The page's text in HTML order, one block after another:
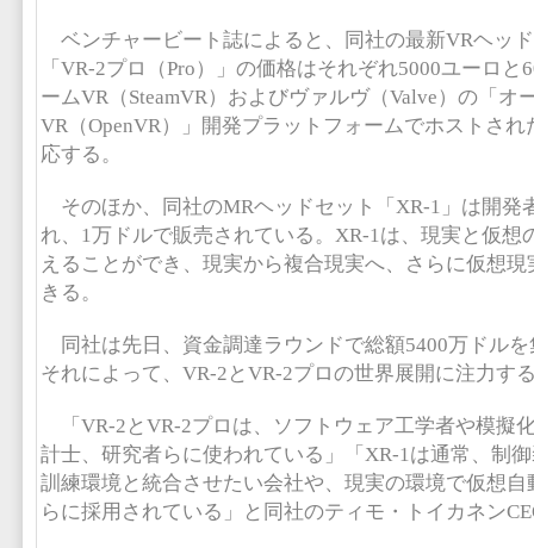
ベンチャービート誌によると、同社の最新VRヘッ
「VR-2プロ（Pro）」の価格はそれぞれ5000ユーロ
ームVR（SteamVR）およびヴァルヴ（Valve）の「オ
VR（OpenVR）」開発プラットフォームでホストさ
応する。
そのほか、同社のMRヘッドセット「XR-1」は開発
れ、1万ドルで販売されている。XR-1は、現実と仮想
えることができ、現実から複合現実へ、さらに仮想
きる。
同社は先日、資金調達ラウンドで総額5400万ドル
それによって、VR-2とVR-2プロの世界展開に注力す
「VR-2とVR-2プロは、ソフトウェア工学者や模擬
計士、研究者らに使われている」「XR-1は通常、制
訓練環境と統合させたい会社や、現実の環境で仮想
らに採用されている」と同社のティモ・トイカネン